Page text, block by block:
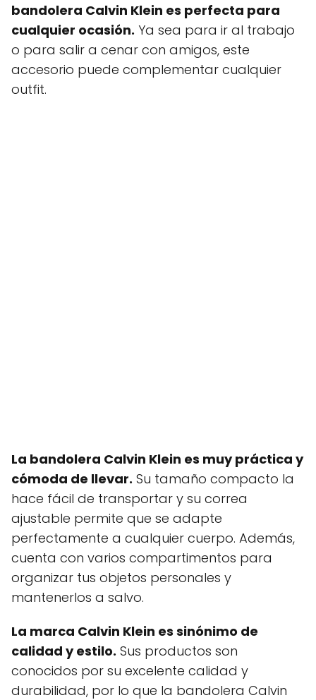
bandolera Calvin Klein es perfecta para
cualquier ocasión. Ya sea para ir al trabajo
o para salir a cenar con amigos, este
accesorio puede complementar cualquier
outfit.
La bandolera Calvin Klein es muy práctica y
cómoda de llevar. Su tamaño compacto la
hace fácil de transportar y su correa
ajustable permite que se adapte
perfectamente a cualquier cuerpo. Además,
cuenta con varios compartimentos para
organizar tus objetos personales y
mantenerlos a salvo.
La marca Calvin Klein es sinónimo de
calidad y estilo. Sus productos son
conocidos por su excelente calidad y
durabilidad, por lo que la bandolera Calvin